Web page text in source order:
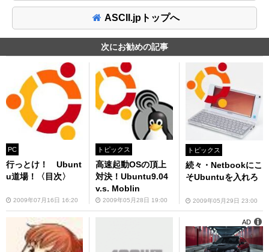
ASCII.jpトップへ
次にお勧めの記事
PC
行っとけ！ Ubunt
u道場！〈目次〉
2009年07月16日 16:20
トピックス
高速起動OSの頂上
対決！Ubuntu9.04
v.s. Moblin
2009年05月28日 19:00
トピックス
続々・Netbookにこ
そUbuntuを入れろ
2009年05月29日 23:00
AD